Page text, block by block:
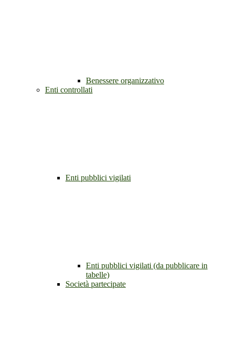
Benessere organizzativo
Enti controllati
Enti pubblici vigilati
Enti pubblici vigilati (da pubblicare in
tabelle)
Società partecipate